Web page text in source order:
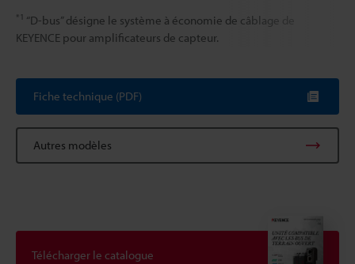
*1 “D-bus” désigne le système à économie de câblage de
KEYENCE pour amplificateurs de capteur.
Fiche technique (PDF)
Autres modèles
Télécharger le catalogue